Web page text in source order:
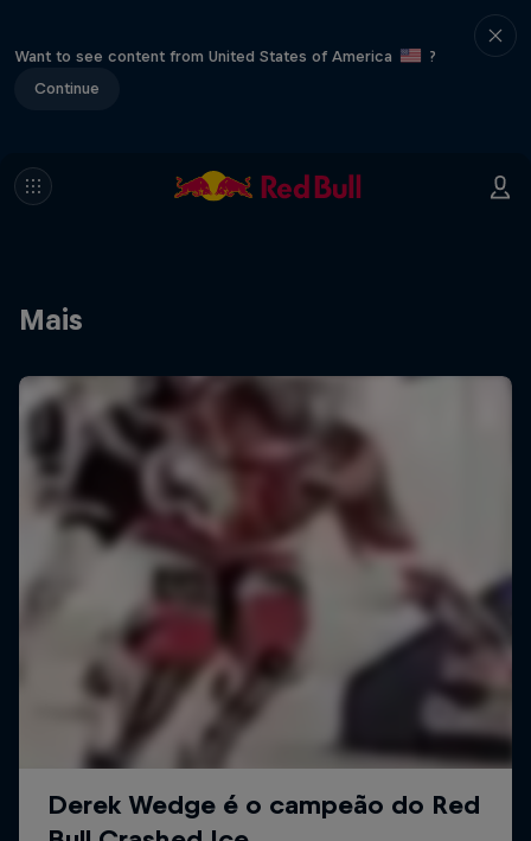
Want to see content from United States of America
?
Continue
Mais